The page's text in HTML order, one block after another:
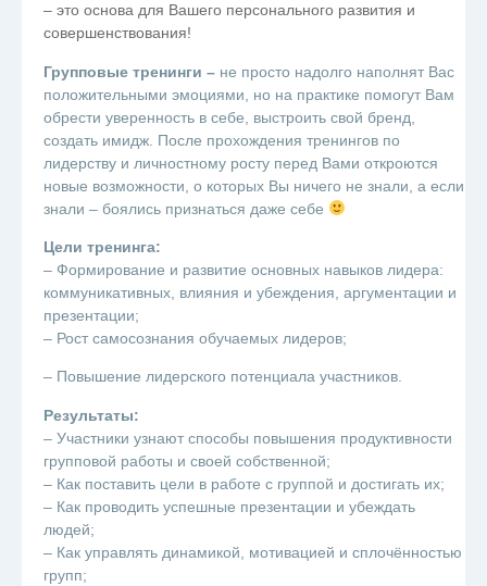
– это основа для Вашего персонального развития и
совершенствования!
Групповые тренинги – не просто надолго наполнят Вас
положительными эмоциями, но на практике помогут Вам
обрести уверенность в себе, выстроить свой бренд,
создать имидж. После прохождения тренингов по
лидерству и личностному росту перед Вами откроются
новые возможности, о которых Вы ничего не знали, а если
знали – боялись признаться даже себе
Цели тренинга:
– Формирование и развитие основных навыков лидера:
коммуникативных, влияния и убеждения, аргументации и
презентации;
– Рост самосознания обучаемых лидеров;
– Повышение лидерского потенциала участников.
Результаты:
– Участники узнают способы повышения продуктивности
групповой работы и своей собственной;
– Как поставить цели в работе с группой и достигать их;
– Как проводить успешные презентации и убеждать
людей;
– Как управлять динамикой, мотивацией и сплочённостью
групп;